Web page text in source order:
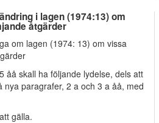
i lagen (1974:13) om
åtgärder
om lagen (1974: 13) om vissa
skall ha följande lydelse, dels att
nya paragrafer, 2 a och 3 a åå, med
gälla.